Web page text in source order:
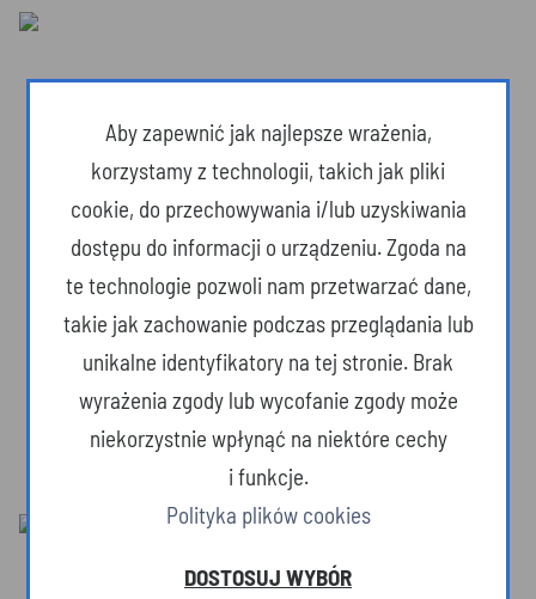
Dzika przyroda
Aby zapewnić jak najlepsze wrażenia,
korzystamy z technologii, takich jak pliki
cookie, do przechowywania i/lub uzyskiwania
dostępu do informacji o urządzeniu. Zgoda na
te technologie pozwoli nam przetwarzać dane,
takie jak zachowanie podczas przeglądania lub
unikalne identyfikatory na tej stronie. Brak
wyrażenia zgody lub wycofanie zgody może
niekorzystnie wpłynąć na niektóre cechy
i funkcje.
Polityka plików cookies
DOSTOSUJ WYBÓR